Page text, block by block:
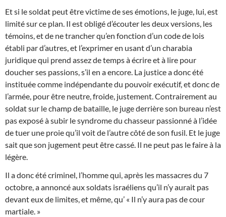
Et si le soldat peut être victime de ses émotions, le juge, lui, est
limité sur ce plan. Il est obligé d’écouter les deux versions, les
témoins, et de ne trancher qu’en fonction d’un code de lois
établi par d’autres, et l’exprimer en usant d’un charabia
juridique qui prend assez de temps à écrire et à lire pour
doucher ses passions, s’il en a encore. La justice a donc été
instituée comme indépendante du pouvoir exécutif, et donc de
l’armée, pour être neutre, froide, justement. Contrairement au
soldat sur le champ de bataille, le juge derrière son bureau n’est
pas exposé à subir le syndrome du chasseur passionné à l’idée
de tuer une proie qu’il voit de l’autre côté de son fusil. Et le juge
sait que son jugement peut être cassé. Il ne peut pas le faire à la
légère.
Il a donc été criminel, l’homme qui, après les massacres du 7
octobre, a annoncé aux soldats israéliens qu’il n’y aurait pas
devant eux de limites, et même, qu’ « Il n’y aura pas de cour
martiale. »